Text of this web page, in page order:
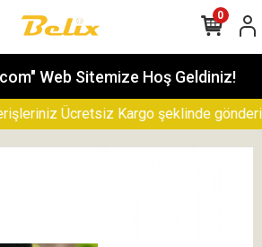
Web Sitemize Hoş Geldiniz!
Ücretsiz Kargo şeklinde
0